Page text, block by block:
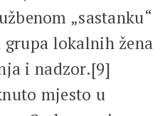
„sastanku“
lokalnih žena
i nadzor.[9]
mjesto u